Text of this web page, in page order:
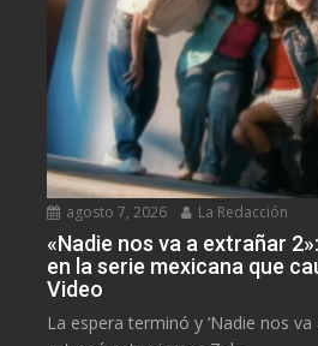
agosto 7, 2026 La Redacción
«Nadie nos va a extrañar
en la serie mexicana que
Video
La espera terminó y ‘Nadie nos va